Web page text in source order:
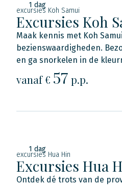
1 dag
excursies Koh Samui
Excursies Koh
Maak kennis met Koh
bezienswaardigheden.
en ga snorkelen in de
vanaf € 57 p.p.
1 dag
excursies Hua Hin
Excursies Hua
Ontdek dé trots van de